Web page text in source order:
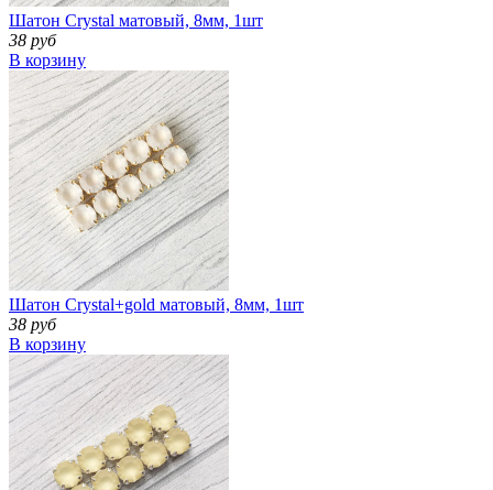
Шатон Crystal матовый, 8мм, 1шт
38 руб
В корзину
Шатон Crystal+gold матовый, 8мм, 1шт
38 руб
В корзину